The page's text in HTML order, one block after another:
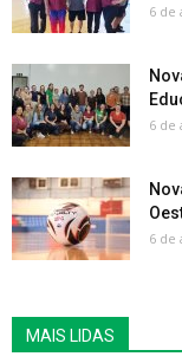
6 de
6 de
6 de
MAIS LIDAS